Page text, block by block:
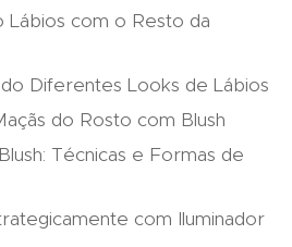
Lábios com o Resto da
Diferentes Looks de Lábios
do Rosto com Blush
Técnicas e Formas de
com Iluminador